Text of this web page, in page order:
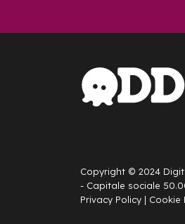
Copyright © 2024
- Capitale sociale
Privacy Policy | Cookie